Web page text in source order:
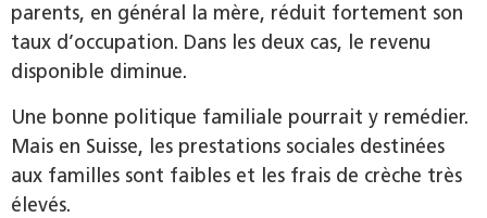
parents, en général la mère, réduit fortement son
taux d’occupation. Dans les deux cas, le revenu
disponible diminue.
Une bonne politique familiale pourrait y remédier.
Mais en Suisse, les prestations sociales destinées
aux familles sont faibles et les frais de crèche très
élevés.